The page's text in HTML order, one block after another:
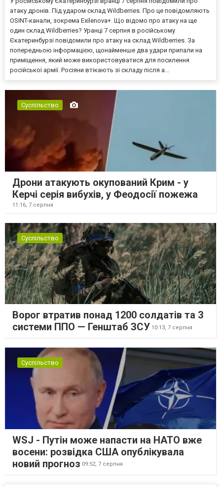
атаку дронів. Під ударом склад Wildberries. Про це повідомляють
OSINT-канали, зокрема Exilenova+. Що відомо про атаку на ще
один склад Wildberries? Уранці 7 серпня в російському
Єкатеринбурзі повідомили про атаку на склад Wildberries. За
попередньою інформацією, щонайменше два удари припали на
приміщення, який може використовуватися для посилення
російської армії. Росіяни втікають зі складу після а...
Суспільство
Дрони атакують окупований Крим - у
Керчі серія вибухів, у Феодосії пожежа
11:16, 7 серпня
Суспільство
Ворог втратив понад 1200 солдатів та 3
системи ППО — Генштаб ЗСУ 10:13, 7 серпня
Суспільство
WSJ - Путін може напасти на НАТО вже
восени: розвідка США опублікувала
новий прогноз 09:52, 7 серпня